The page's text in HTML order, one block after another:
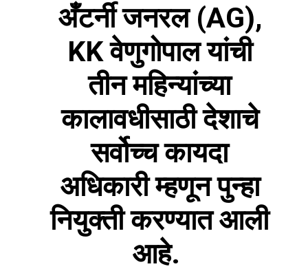
अँटर्नी जनरल (AG),
KK वेणुगोपाल यांची
तीन महिन्यांच्या
कालावधीसाठी देशाचे
सर्वोच्च कायदा
अधिकारी म्हणून पुन्हा
नियुक्ती करण्यात आली
आहे.